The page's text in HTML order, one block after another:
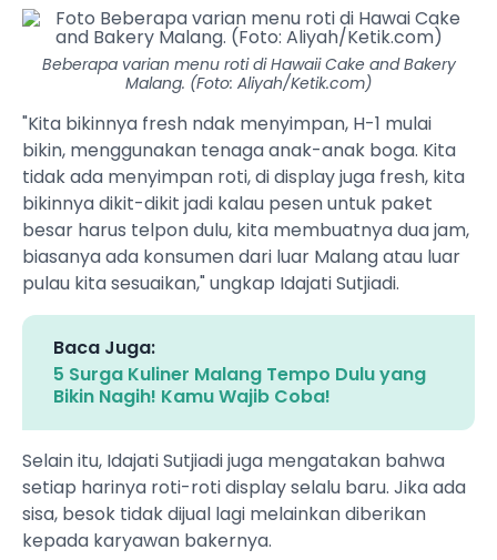
Beberapa varian menu roti di Hawaii Cake and Bakery
Malang. (Foto: Aliyah/Ketik.com)
"Kita bikinnya fresh ndak menyimpan, H-1 mulai
bikin, menggunakan tenaga anak-anak boga. Kita
tidak ada menyimpan roti, di display juga fresh, kita
bikinnya dikit-dikit jadi kalau pesen untuk paket
besar harus telpon dulu, kita membuatnya dua jam,
biasanya ada konsumen dari luar Malang atau luar
pulau kita sesuaikan," ungkap Idajati Sutjiadi.
Baca Juga:
5 Surga Kuliner Malang Tempo Dulu yang
Bikin Nagih! Kamu Wajib Coba!
Selain itu, Idajati Sutjiadi juga mengatakan bahwa
setiap harinya roti-roti display selalu baru. Jika ada
sisa, besok tidak dijual lagi melainkan diberikan
kepada karyawan bakernya.